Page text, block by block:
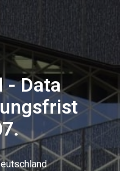
- Data